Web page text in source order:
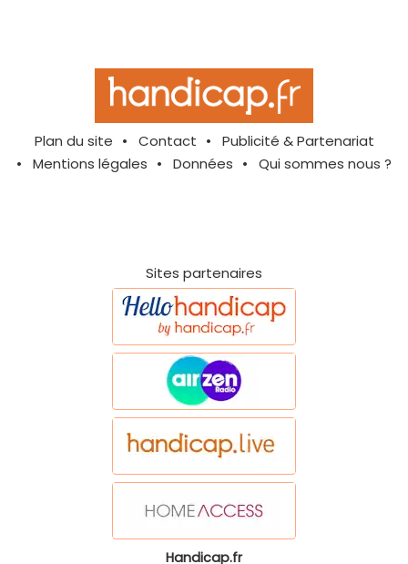
Plan du site Contact
Publicité & Partenariat
Mentions légales
Données Qui sommes nous ?
Sites partenaires
Handicap.fr